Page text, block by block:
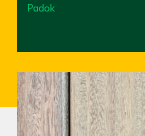
Padok